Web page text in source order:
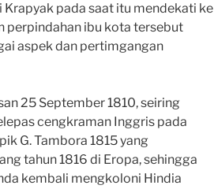
pada saat itu mendekati ke
perpindahan ibu kota tersebut
aspek dan pertimgangan
25 September 1810, seiring
cengkraman Inggris pada
G. Tambora 1815 yang
tahun 1816 di Eropa, sehingga
kembali mengkoloni Hindia